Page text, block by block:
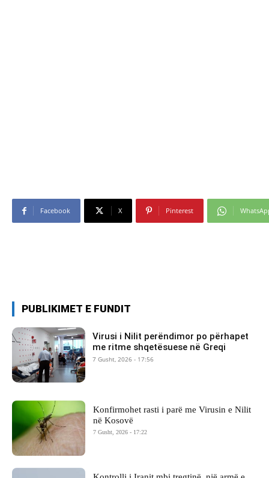
Facebook X Pinterest
PUBLIKIMET E FUNDIT
Virusi i Nilit perëndimor po përhapet
me ritme shqetësuese në Greqi
7 Gusht, 2026 - 17:56
Konfirmohet rasti i parë me Virusin e Nilit
në Kosovë
7 Gusht, 2026 - 17:22